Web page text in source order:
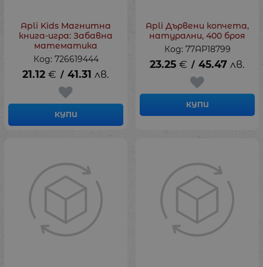
Apli Kids Магнитна
книга-игра: Забавна
математика
Код: 726619444
21.12 € / 41.31 лв.
КУПИ
Apli Дървени копчета,
натурални, 400 броя
Код: 77AP18799
23.25 € / 45.47 лв.
КУПИ